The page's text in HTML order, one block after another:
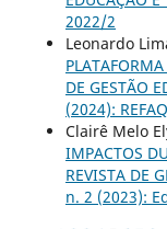
2022/2
Leonardo
DE GESTÃO
(2024):
Clairê Melo
IMPACTOS
REVISTA DE
n. 2 (2023):